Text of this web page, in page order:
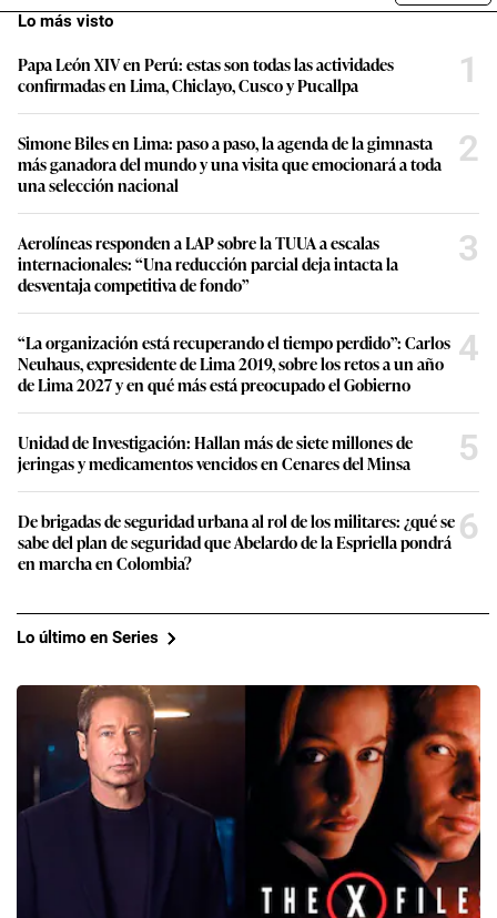
Lo más visto
Papa León XIV en Perú: estas son todas las actividades
confirmadas en Lima, Chiclayo, Cusco y Pucallpa
1
Simone Biles en Lima: paso a paso, la agenda de la gimnasta
más ganadora del mundo y una visita que emocionará a toda
una selección nacional
2
Aerolíneas responden a LAP sobre la TUUA a escalas
internacionales: “Una reducción parcial deja intacta la
desventaja competitiva de fondo”
3
“La organización está recuperando el tiempo perdido”: Carlos
Neuhaus, expresidente de Lima 2019, sobre los retos a un año
de Lima 2027 y en qué más está preocupado el Gobierno
4
Unidad de Investigación: Hallan más de siete millones de
jeringas y medicamentos vencidos en Cenares del Minsa
5
De brigadas de seguridad urbana al rol de los militares: ¿qué se
sabe del plan de seguridad que Abelardo de la Espriella pondrá
en marcha en Colombia?
6
Lo último en Series